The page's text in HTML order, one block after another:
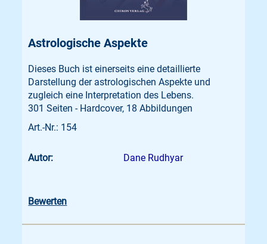
Astrologische Aspekte
Dieses Buch ist einerseits eine detaillierte
Darstellung der astrologischen Aspekte und
zugleich eine Interpretation des Lebens.
301 Seiten - Hardcover, 18 Abbildungen
Art.-Nr.: 154
Autor: Dane Rudhyar
Bewerten